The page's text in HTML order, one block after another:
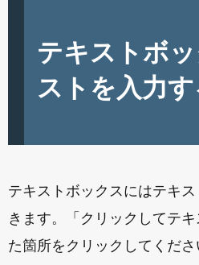
テキストボ
ストを入力す
テキストボックスにはテキ
きます。「クリックしてテ
た箇所をクリックしてくださ